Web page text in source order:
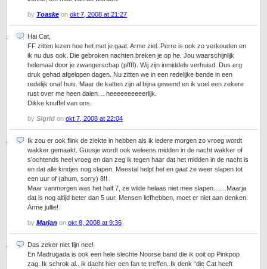
by Toaske on okt 7, 2008 at 21:27
Hai Cat,
FF zitten lezen hoe het met je gaat. Arme ziel. Perre is ook zo verkouden en
ik nu dus ook. Die gebroken nachten breken je op he. Jou waarschijnlijk
helemaal door je zwangerschap (pffff). Wij zijn inmiddels verhuisd. Dus erg
druk gehad afgelopen dagen. Nu zitten we in een redelijke bende in een
redelijk onaf huis. Maar de katten zijn al bijna gewend en ik voel een zekere
rust over me heen dalen… heeeeeeeeeerlijk.
Dikke knuffel van ons.
by Sigrid on okt 7, 2008 at 22:04
Ik zou er ook flink de ziekte in hebben als ik iedere morgen zo vroeg wordt
wakker gemaakt. Guusje wordt ook weleens midden in de nacht wakker of
s’ochtends heel vroeg en dan zeg ik tegen haar dat het midden in de nacht is
en dat alle kindjes nog slapen. Meestal helpt het en gaat ze weer slapen tot
een uur of (ahum, sorry) 8!!
Maar vanmorgen was het half 7, ze wilde helaas niet mee slapen……Maarja
dat is nog altijd beter dan 5 uur. Mensen liefhebben, moet er niet aan denken.
Arme jullie!
by Marjan on okt 8, 2008 at 9:36
Das zeker niet fijn nee!
En Madrugada is ook een hele slechte Noorse band die ik ooit op Pinkpop
zag. Ik schrok al.. ik dacht hier een fan te treffen. Ik denk “die Cat heeft